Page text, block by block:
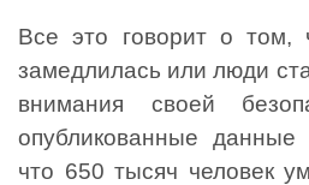
Все это говорит о
замедлилась или люди
внимания своей
опубликованные данные
что 650 тысяч человек